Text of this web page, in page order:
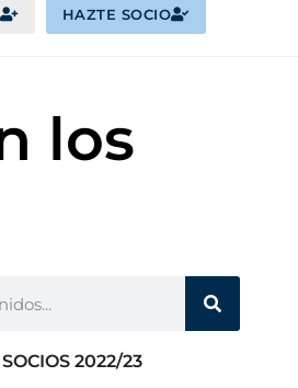
HAZTE SOCIO
los
2022/23